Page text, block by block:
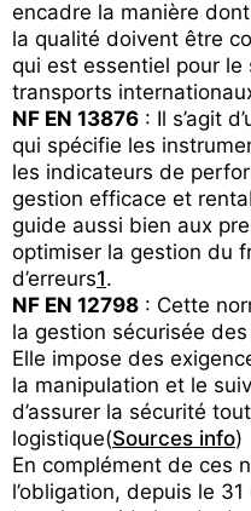
encadre la manière
la qualité doivent être
qui est essentiel pour
transports
NF EN 13876 : Il s’agit
qui spécifie les
les indicateurs de
gestion efficace et
guide aussi bien aux
optimiser la gestion du
d’erreurs1.
NF EN 12798 : Cette
la gestion sécurisée
Elle impose des
la manipulation et le
d’assurer la sécurité
logistique(Sources info)
En complément de ces
l’obligation, depuis le